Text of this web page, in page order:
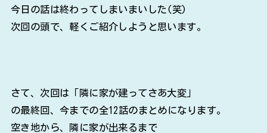
今日の話は終わってしまいまいした(笑)
次回の頭で、軽くご紹介しようと思います。
さて、次回は「隣に家が建ってさあ大変」
の最終回、今までの全12話のまとめになります。
空き地から、隣に家が出来るまで